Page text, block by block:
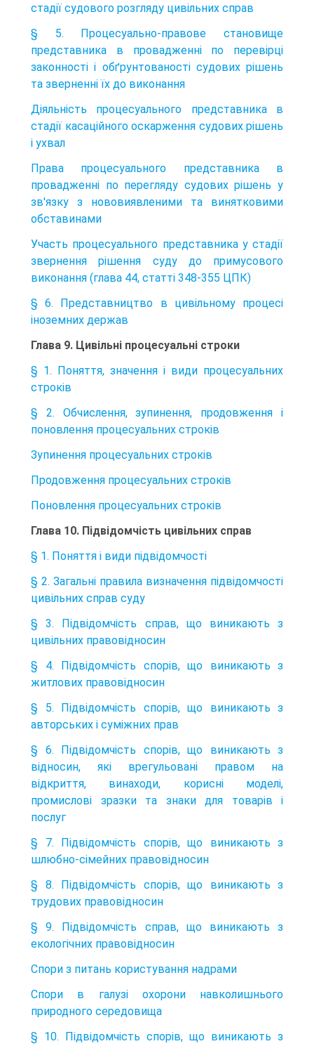
стадії судового розгляду цивільних справ
§ 5. Процесуально-правове становище
представника в провадженні по перевірці
законності і обґрунтованості судових рішень
та зверненні їх до виконання
Діяльність процесуального представника в
стадії касаційного оскарження судових рішень
і ухвал
Права процесуального представника в
провадженні по перегляду судових рішень у
зв'язку з нововиявленими та винятковими
обставинами
Участь процесуального представника у стадії
звернення рішення суду до примусового
виконання (глава 44, статті 348-355 ЦПК)
§ 6. Представництво в цивільному процесі
іноземних держав
Глава 9. Цивільні процесуальні строки
§ 1. Поняття, значення і види процесуальних
строків
§ 2. Обчислення, зупинення, продовження і
поновлення процесуальних строків
Зупинення процесуальних строків
Продовження процесуальних строків
Поновлення процесуальних строків
Глава 10. Підвідомчість цивільних справ
§ 1. Поняття і види підвідомчості
§ 2. Загальні правила визначення підвідомчості
цивільних справ суду
§ 3. Підвідомчість справ, що виникають з
цивільних правовідносин
§ 4. Підвідомчість спорів, що виникають з
житлових правовідносин
§ 5. Підвідомчість спорів, що виникають з
авторських і суміжних прав
§ 6. Підвідомчість спорів, що виникають з
відносин, які врегульовані правом на
відкриття, винаходи, корисні моделі,
промислові зразки та знаки для товарів і
послуг
§ 7. Підвідомчість спорів, що виникають з
шлюбно-сімейних правовідносин
§ 8. Підвідомчість спорів, що виникають з
трудових правовідносин
§ 9. Підвідомчість справ, що виникають з
екологічних правовідносин
Спори з питань користування надрами
Спори в галузі охорони навколишнього
природного середовища
§ 10. Підвідомчість спорів, що виникають з